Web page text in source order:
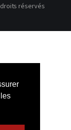
réservés